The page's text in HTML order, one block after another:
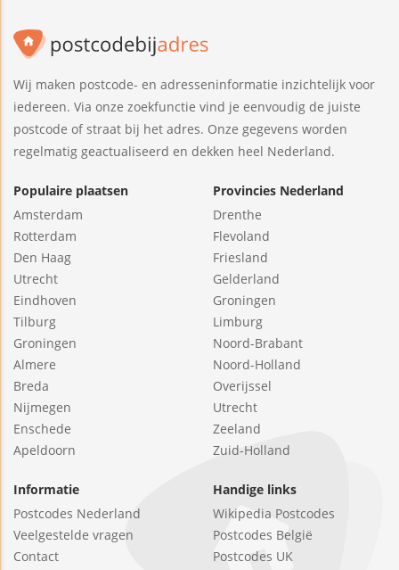
Wij maken postcode- en adresseninformatie inzichtelijk voor
iedereen. Via onze zoekfunctie vind je eenvoudig de juiste
postcode of straat bij het adres. Onze gegevens worden
regelmatig geactualiseerd en dekken heel Nederland.
Populaire plaatsen
Amsterdam
Rotterdam
Den Haag
Utrecht
Eindhoven
Tilburg
Groningen
Almere
Breda
Nijmegen
Enschede
Apeldoorn
Provincies Nederland
Drenthe
Flevoland
Friesland
Gelderland
Groningen
Limburg
Noord-Brabant
Noord-Holland
Overijssel
Utrecht
Zeeland
Zuid-Holland
Informatie
Postcodes Nederland
Veelgestelde vragen
Contact
Handige links
Wikipedia Postcodes
Postcodes België
Postcodes UK